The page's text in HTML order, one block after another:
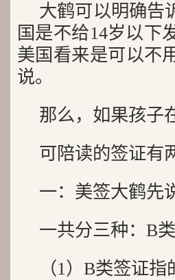
大鹤可以明确告
国是不给14岁以下
美国看来是可以不
说。
那么，如果孩子
可陪读的签证有
一：美签大鹤先
一共分三种：B
（1）B类签证